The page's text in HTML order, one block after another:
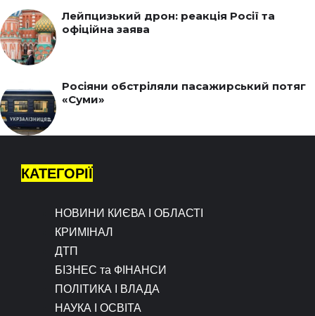
Лейпцизький дрон: реакція Росії та
офіційна заява
Росіяни обстріляли пасажирський потяг
«Суми»
КАТЕГОРІЇ
НОВИНИ КИЄВА І ОБЛАСТІ
КРИМІНАЛ
ДТП
БІЗНЕС та ФІНАНСИ
ПОЛІТИКА І ВЛАДА
НАУКА І ОСВІТА